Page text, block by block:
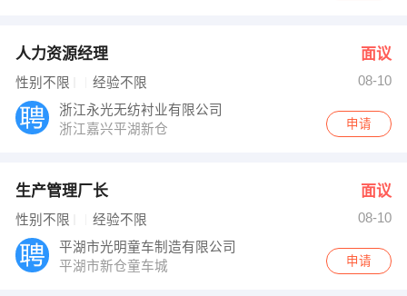
人力资源经理 面议
性别不限 经验不限
08-10
浙江永光无纺衬业有限公司
浙江嘉兴平湖新仓
申请
生产管理厂长 面议
性别不限 经验不限
08-10
平湖市光明童车制造有限公司
平湖市新仓童车城
申请